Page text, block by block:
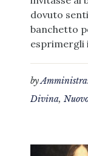
dovuto
banchetto
esprimergli
by
Divina,